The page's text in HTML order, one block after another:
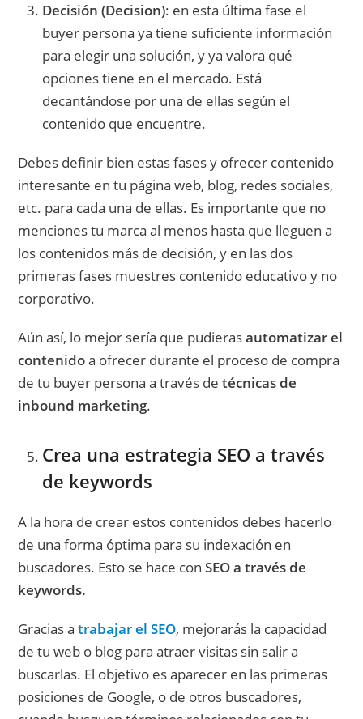
Decisión (Decision): en esta última fase el
buyer persona ya tiene suficiente información
para elegir una solución, y ya valora qué
opciones tiene en el mercado. Está
decantándose por una de ellas según el
contenido que encuentre.
Debes definir bien estas fases y ofrecer contenido
interesante en tu página web, blog, redes sociales,
etc. para cada una de ellas. Es importante que no
menciones tu marca al menos hasta que lleguen a
los contenidos más de decisión, y en las dos
primeras fases muestres contenido educativo y no
corporativo.
Aún así, lo mejor sería que pudierasautomatizar el
contenidoa ofrecer durante el proceso de compra
de tu buyer persona a través de técnicas de
inbound marketing.
Crea una estrategia SEO a través
de keywords
A la hora de crear estos contenidos debes hacerlo
de una forma óptima para su indexación en
buscadores. Esto se hace conSEO a través de
keywords.
Gracias atrabajar el SEO, mejorarás la capacidad
de tu web o blog para atraer visitas sin salir a
buscarlas. El objetivo es aparecer en las primeras
posiciones de Google, o de otros buscadores,